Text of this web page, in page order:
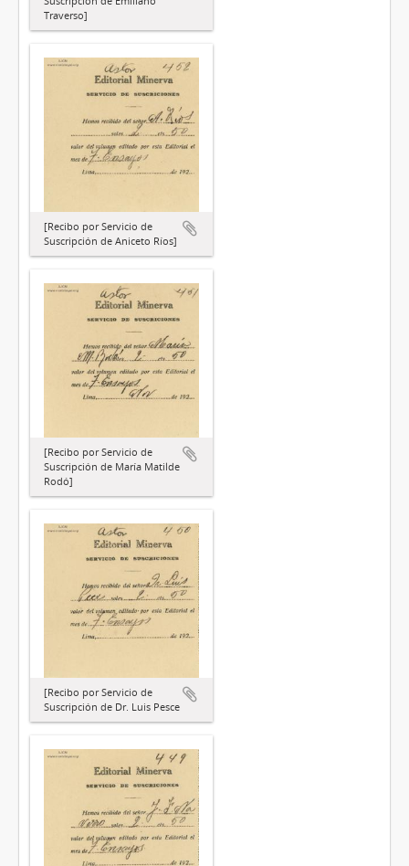
Traverso]
[Recibo por Servicio de
Suscripción de Aniceto Ríos]
[Recibo por Servicio de
Suscripción de María Matilde
Rodó]
[Recibo por Servicio de
Suscripción de Dr. Luis Pesce